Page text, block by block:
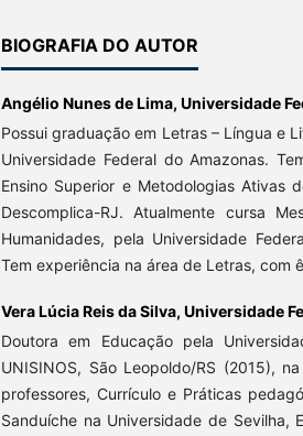
BIOGRAFIA DO AUTOR
Angélio Nunes de Lima, Universidade
Possui graduação em Letras – Língua e
Universidade Federal do Amazonas.
Ensino Superior e Metodologias Ativas
Descomplica-RJ. Atualmente cursa
Humanidades, pela Universidade
Tem experiência na área de Letras, com
Vera Lúcia Reis da Silva, Universidade
Doutora em Educação pela
UNISINOS, São Leopoldo/RS (2015),
professores, Currículo e Práticas
Sanduíche na Universidade de Sevilha,